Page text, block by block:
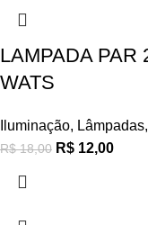
LAMPADA PAR
WATS
Iluminação, Lâmpadas,
R$18,00 R$ 12,00